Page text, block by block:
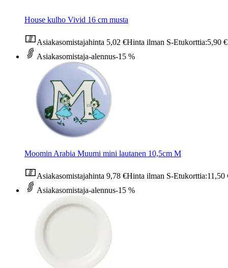
House kulho Vivid 16 cm musta
Asiakasomistajahinta 5,02 €Hinta ilman S-Etukorttia:5,90 €
Asiakasomistaja-alennus-15 %
Moomin Arabia Muumi mini lautanen 10,5cm M
Asiakasomistajahinta 9,78 €Hinta ilman S-Etukorttia:11,50
Asiakasomistaja-alennus-15 %